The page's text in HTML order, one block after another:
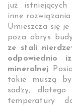
już istniejących
inne
Umieszcza się
poza obrys
ze stali
odpowiednio
mineralnej.
takie muszą
sadzy,
temperatury